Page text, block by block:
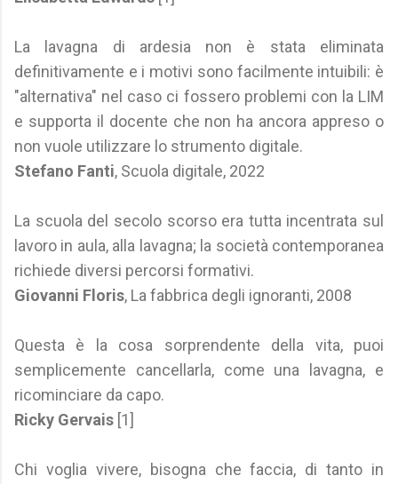
La lavagna di ardesia non è stata eliminata
definitivamente e i motivi sono facilmente intuibili: è
"alternativa" nel caso ci fossero problemi con la LIM
e supporta il docente che non ha ancora appreso o
non vuole utilizzare lo strumento digitale.
Stefano Fanti, Scuola digitale, 2022
La scuola del secolo scorso era tutta incentrata sul
lavoro in aula, alla lavagna; la società contemporanea
richiede diversi percorsi formativi.
Giovanni Floris, La fabbrica degli ignoranti, 2008
Questa è la cosa sorprendente della vita, puoi
semplicemente cancellarla, come una lavagna, e
ricominciare da capo.
Ricky Gervais [1]
Chi voglia vivere, bisogna che faccia, di tanto in